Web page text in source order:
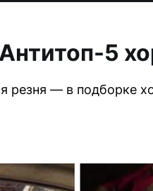
5
резня — в подборке